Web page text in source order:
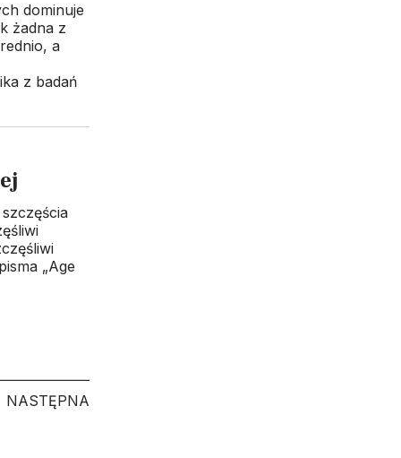
dominuje
żadna z
a
z badań
„Age
NASTĘPNA
NASTĘPNA